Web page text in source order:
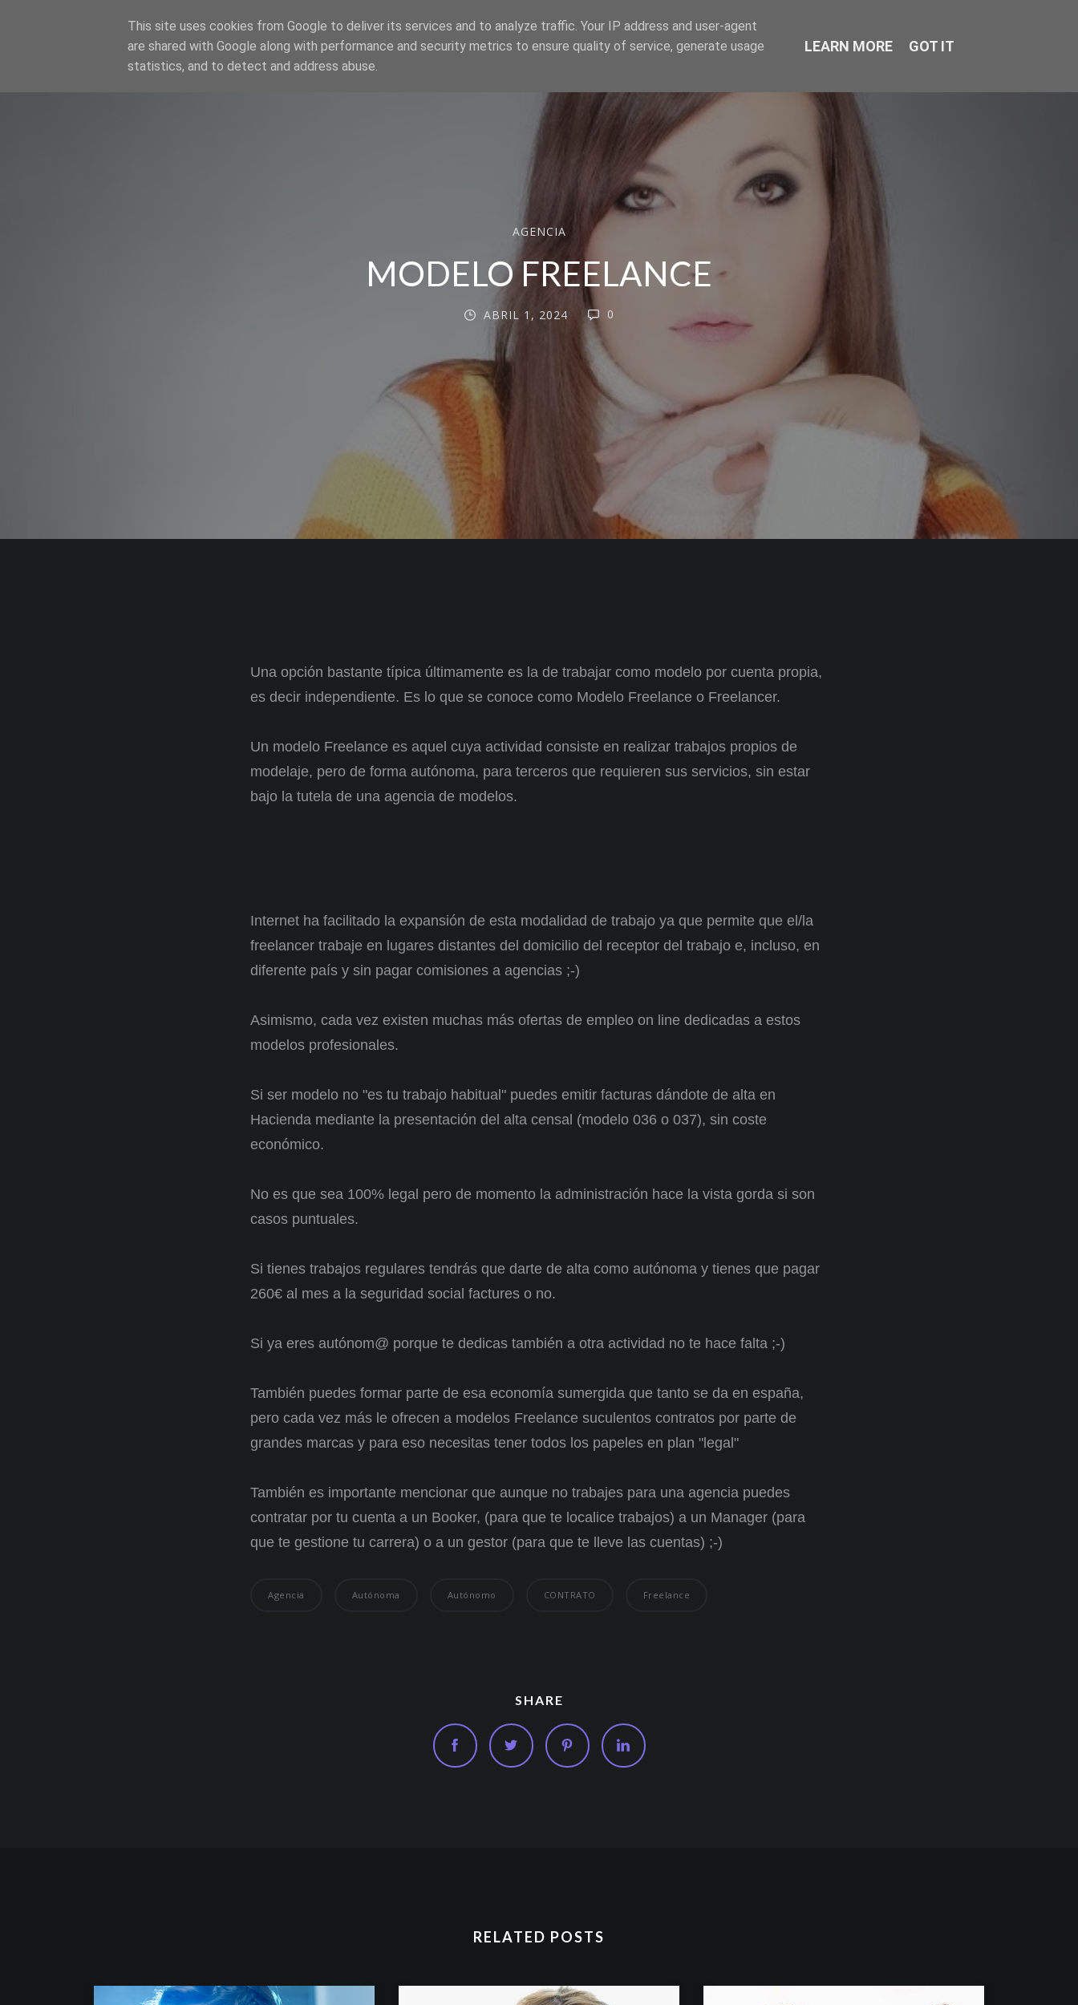
SER MODELO
AGENCIA
MODELO FREELANCE
ABRIL 1, 2024 0
Una opción bastante típica últimamente es la de trabajar como modelo por cuenta propia,
es decir independiente. Es lo que se conoce como Modelo Freelance o Freelancer.
Un modelo Freelance es aquel cuya actividad consiste en realizar trabajos propios de
modelaje, pero de forma autónoma, para terceros que requieren sus servicios, sin estar
bajo la tutela de una agencia de modelos.
Internet ha facilitado la expansión de esta modalidad de trabajo ya que permite que el/la
freelancer trabaje en lugares distantes del domicilio del receptor del trabajo e, incluso, en
diferente país y sin pagar comisiones a agencias ;-)
Asimismo, cada vez existen muchas más ofertas de empleo on line dedicadas a estos
modelos profesionales.
Si ser modelo no "es tu trabajo habitual" puedes emitir facturas dándote de alta en
Hacienda mediante la presentación del alta censal (modelo 036 o 037), sin coste
económico.
No es que sea 100% legal pero de momento la administración hace la vista gorda si son
casos puntuales.
Si tienes trabajos regulares tendrás que darte de alta como autónoma y tienes que pagar
260€ al mes a la seguridad social factures o no.
Si ya eres autónom@ porque te dedicas también a otra actividad no te hace falta ;-)
También puedes formar parte de esa economía sumergida que tanto se da en españa,
pero cada vez más le ofrecen a modelos Freelance suculentos contratos por parte de
grandes marcas y para eso necesitas tener todos los papeles en plan "legal"
También es importante mencionar que aunque no trabajes para una agencia puedes
contratar por tu cuenta a un Booker, (para que te localice trabajos) a un Manager (para
que te gestione tu carrera) o a un gestor (para que te lleve las cuentas) ;-)
Agencia Autónoma Autónomo CONTRATO Freelance
SHARE
RELATED POSTS
This site uses cookies from Google to deliver its services and to analyze traffic. Your IP address and user-agent
are shared with Google along with performance and security metrics to ensure quality of service, generate usage
statistics, and to detect and address abuse.
LEARN MORE GOT IT